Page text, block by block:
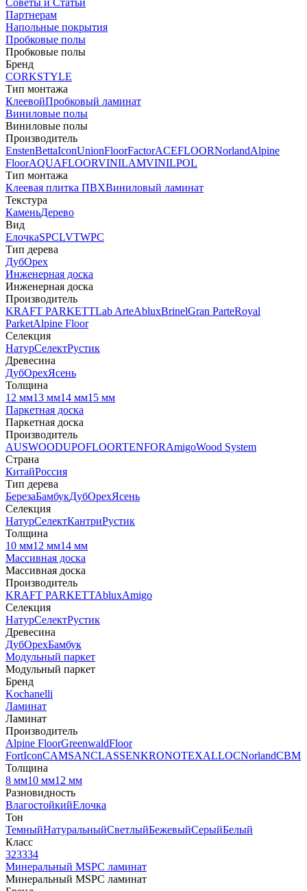
Советы и Статьи
Партнерам
Напольные покрытия
Пробковые полы
Пробковые полы
Бренд
CORKSTYLE
Тип монтажа
КлеевойПробковый ламинат
Виниловые полы
Виниловые полы
Производитель
EnstenBettaIconUnionFloorFactorACEFLOORNorlandAlpine
FloorAQUAFLOORVINILAMVINILPOL
Тип монтажа
Клеевая плитка ПВХВиниловый ламинат
Текстура
КаменьДерево
Вид
ЕлочкаSPCLVTWPC
Тип дерева
ДубОрех
Инженерная доска
Инженерная доска
Производитель
KRAFT PARKETTLab ArteAbluxBrinelGran ParteRoyal
ParketAlpine Floor
Селекция
НатурСелектРустик
Древесина
ДубОрехЯсень
Толщина
12 мм13 мм14 мм15 мм
Паркетная доска
Паркетная доска
Производитель
AUSWOODUPOFLOORTENFORAmigoWood System
Страна
КитайРоссия
Тип дерева
БерезаБамбукДубОрехЯсень
Селекция
НатурСелектКантриРустик
Толщина
10 мм12 мм14 мм
Массивная доска
Массивная доска
Производитель
KRAFT PARKETTAbluxAmigo
Селекция
НатурСелектРустик
Древесина
ДубОрехБамбук
Модульный паркет
Модульный паркет
Бренд
Kochanelli
Ламинат
Ламинат
Производитель
Alpine FloorGreenwaldFloor
FortIconCAMSANCLASSENKRONOTEXALLOCNorlandCBM
Толщина
8 мм10 мм12 мм
Разновидность
ВлагостойкийЕлочка
Тон
ТемныйНатуральныйСветлыйБежевыйСерыйБелый
Класс
323334
Минеральный MSPC ламинат
Минеральный MSPC ламинат